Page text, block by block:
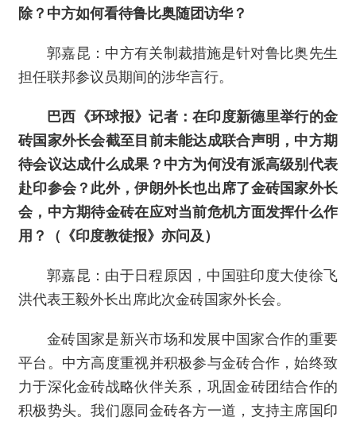
除？中方如何看待鲁比奥随团访华？
郭嘉昆：中方有关制裁措施是针对鲁比奥先生
担任联邦参议员期间的涉华言行。
巴西《环球报》记者：在印度新德里举行的金
砖国家外长会截至目前未能达成联合声明，中方期
待会议达成什么成果？中方为何没有派高级别代表
赴印参会？此外，伊朗外长也出席了金砖国家外长
会，中方期待金砖在应对当前危机方面发挥什么作
用？（《印度教徒报》亦问及）
郭嘉昆：由于日程原因，中国驻印度大使徐飞
洪代表王毅外长出席此次金砖国家外长会。
金砖国家是新兴市场和发展中国家合作的重要
平台。中方高度重视并积极参与金砖合作，始终致
力于深化金砖战略伙伴关系，巩固金砖团结合作的
积极势头。我们愿同金砖各方一道，支持主席国印